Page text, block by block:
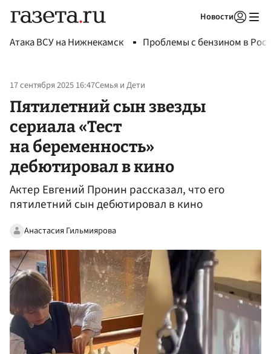
Новости
Атака ВСУ на Нижнекамск Проблемы с бензином в
17 сентября 2025 16:47Семья и Дети
Пятилетний сын звезды
сериала «Тест
на беременность»
дебютировал в кино
Актер Евгений Пронин рассказал, что его
пятилетний сын дебютировал в кино
Анастасия Гильмиярова